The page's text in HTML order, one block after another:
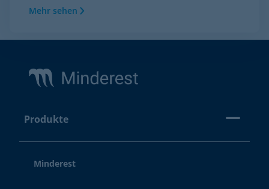
Mehr sehen
Produkte
Minderest